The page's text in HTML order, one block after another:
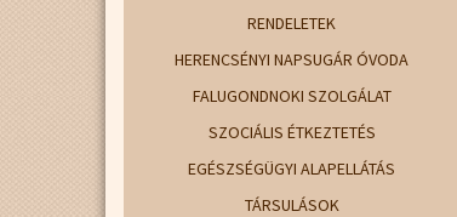
RENDELETEK
HERENCSÉNYI NAPSUGÁR ÓVODA
FALUGONDNOKI SZOLGÁLAT
SZOCIÁLIS ÉTKEZTETÉS
EGÉSZSÉGÜGYI ALAPELLÁTÁS
TÁRSULÁSOK